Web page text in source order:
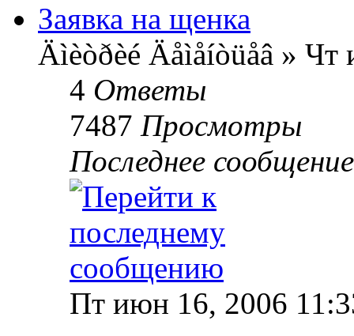
Заявка на щенка
Äìèòðèé Äåìåíòüåâ »
4 Ответы
7487 Просмотры
Последнее
Пт июн 16, 2006